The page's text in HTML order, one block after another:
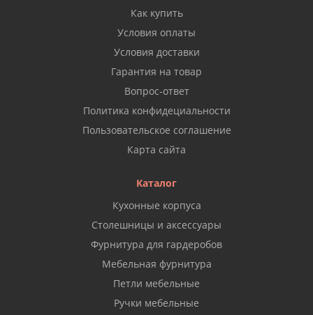
Как купить
Условия оплаты
Условия доставки
Гарантия на товар
Вопрос-ответ
Политика конфидециальности
Пользовательское соглашение
Карта сайта
Каталог
Кухонные корпуса
Столешницы и аксессуары
Фурнитура для гардеробов
Мебельная фурнитура
Петли мебельные
Ручки мебельные